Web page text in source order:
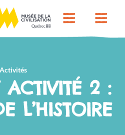
Activités
2 :
L’HISTOIRE